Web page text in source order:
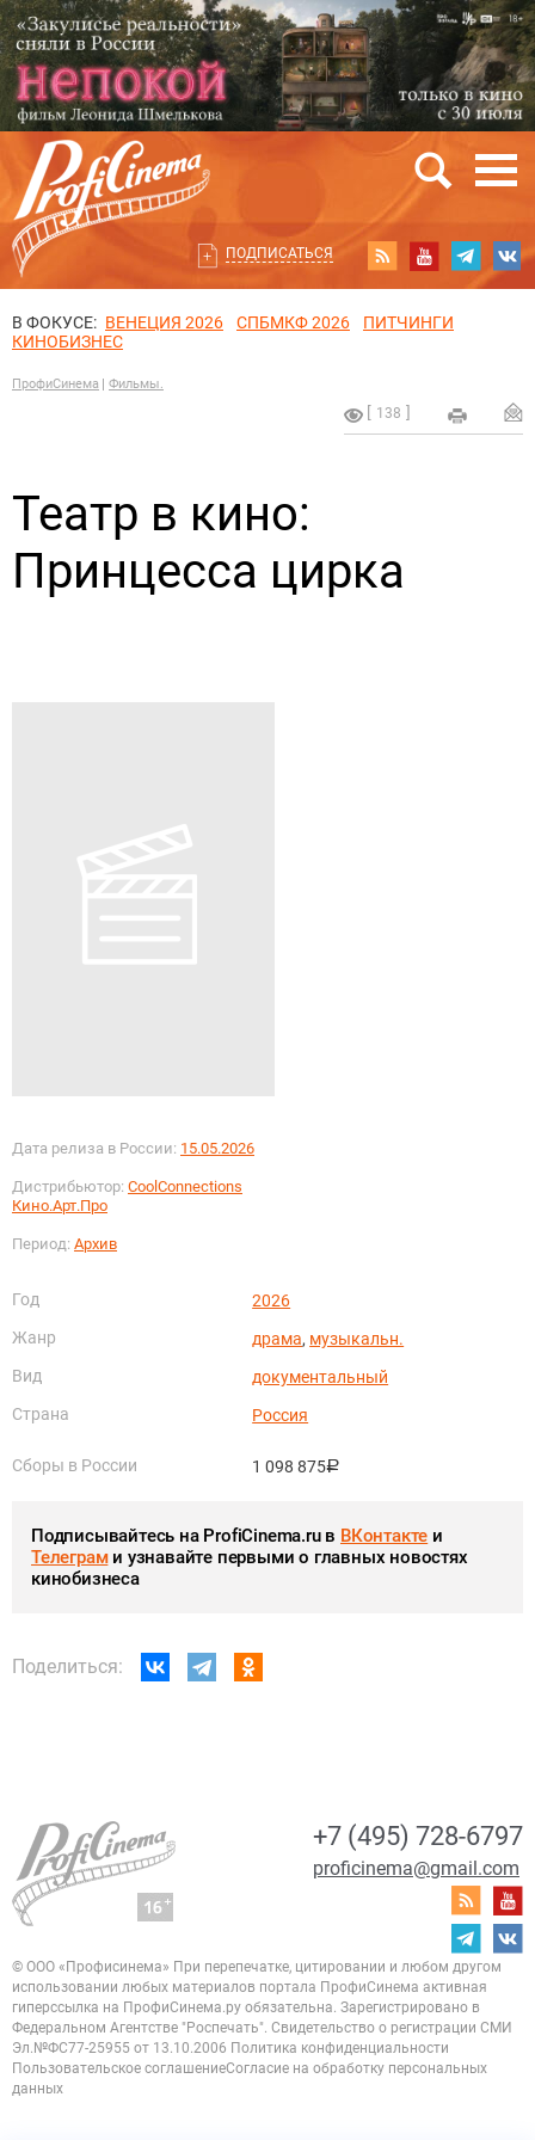
ПОДПИСАТЬСЯ
В ФОКУСЕ: ВЕНЕЦИЯ 2026 СПБМКФ 2026
ПИТЧИНГИ
КИНОБИЗНЕС
ПрофиСинема Фильмы.
138
Театр в кино:
Принцесса цирка
Дата релиза в России: 15.05.2026
Дистрибьютор: CoolConnections
Кино.Арт.Про
Период: Архив
Год
2026
Жанр
драма, музыкальн.
Вид
документальный
Страна
Россия
Сборы в России 1 098 875руб.
Подписывайтесь на ProfiCinema.ru в ВКонтакте и
Телеграми узнавайте первыми о главных новостях
кинобизнеса
Поделиться:
+7 (495) 728-6797
proficinema@gmail.com
© ООО «Профисинема» При перепечатке, цитировании и любом другом
использовании любых материалов портала ПрофиСинема активная
гиперссылка на ПрофиСинема.ру обязательна. Зарегистрировано в
Федеральном Агентстве "Роспечать". Свидетельство о регистрации СМИ
Эл.№ФС77-25955 от 13.10.2006 Политика конфиденциальности
Пользовательское соглашениеСогласие на обработку персональных
данных